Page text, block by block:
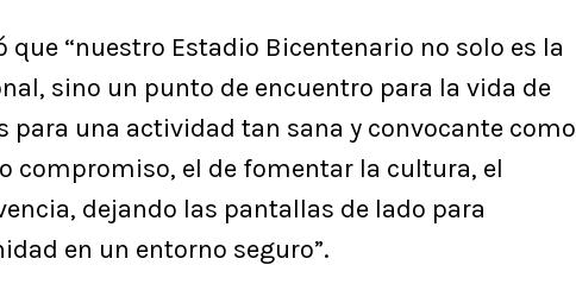
“nuestro Estadio Bicentenario no solo es la
sino un punto de encuentro para la vida de
para una actividad tan sana y convocante como
compromiso, el de fomentar la cultura, el
dejando las pantallas de lado para
en un entorno seguro”.